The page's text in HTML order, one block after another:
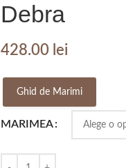
Debra
428.00 lei
Ghid de Marimi
MARIMEA